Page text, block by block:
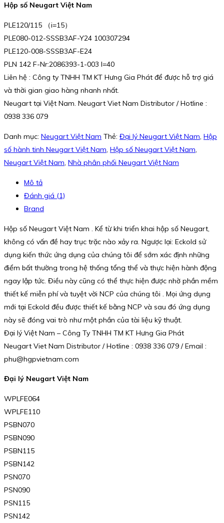
Hộp số Neugart Việt Nam
PLE120/115 （i=15）
PLE080-012-SSSB3AF-Y24 100307294
PLE120-008-SSSB3AF-E24
PLN 142 F-Nr:2086393-1-003 I=40
Liên hệ : Công ty TNHH TM KT Hưng Gia Phát để được hỗ trợ giá
và thời gian giao hàng nhanh nhất.
Neugart tại Việt Nam. Neugart Viet Nam Distributor / Hotline :
0938 336 079
Danh mục: Neugart Việt Nam Thẻ: Đại lý Neugart Việt Nam, Hộp
số hành tinh Neugart Việt Nam, Hộp số Neugart Việt Nam,
Neugart Việt Nam, Nhà phân phối Neugart Việt Nam
Mô tả
Đánh giá (1)
Brand
Hộp số Neugart Việt Nam . Kể từ khi triển khai hộp số Neugart,
không có vấn đề hay trục trặc nào xảy ra. Ngược lại: Eckold sử
dụng kiến thức ứng dụng của chúng tôi để sớm xác định những
điểm bất thường trong hệ thống tổng thể và thực hiện hành động
ngay lập tức. Điều này cũng có thể thực hiện được nhờ phần mềm
thiết kế miễn phí và tuyệt vời NCP của chúng tôi . Mọi ứng dụng
mới tại Eckold đều được thiết kế bằng NCP và sau đó ứng dụng
này sẽ đóng vai trò như một phần của tài liệu kỹ thuật.
Đại lý Việt Nam – Công Ty TNHH TM KT Hưng Gia Phát
Neugart Viet Nam Distributor / Hotline : 0938 336 079 / Email :
phu@hgpvietnam.com
Đại lý Neugart Việt Nam
WPLFE064
WPLFE110
PSBN070
PSBN090
PSBN115
PSBN142
PSN070
PSN090
PSN115
PSN142